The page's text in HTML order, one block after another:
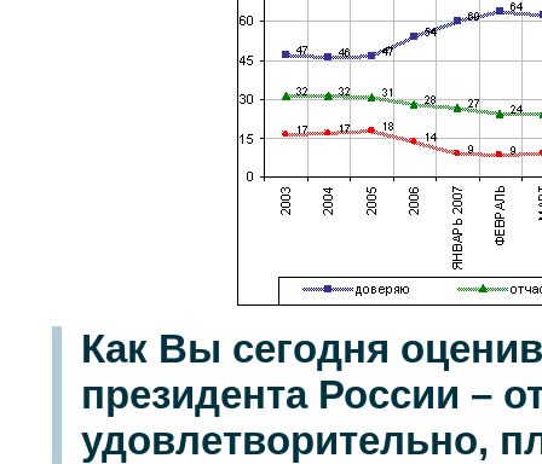
Как Вы сегодня
президента России –
удовлетворительно,